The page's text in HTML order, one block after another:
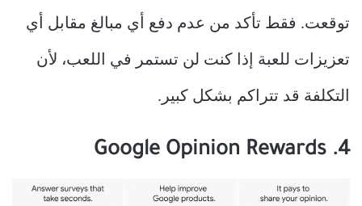
توقعت. فقط تأكد من عدم دفع أي مبالغ مقابل أي
تعزيزات للعبة إذا كنت لن تستمر في اللعب، لأن
التكلفة قد تتراكم بشكل كبير.
4. Google Opinion Rewards